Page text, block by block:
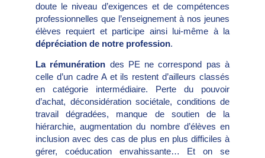
doute le niveau d’exigences et de compétences
professionnelles que l’enseignement à nos jeunes
élèves requiert et participe ainsi lui-même à la
dépréciation de notre profession.
La rémunération des PE ne correspond pas à
celle d’un cadre A et ils restent d’ailleurs classés
en catégorie intermédiaire. Perte du pouvoir
d’achat, déconsidération sociétale, conditions de
travail dégradées, manque de soutien de la
hiérarchie, augmentation du nombre d’élèves en
inclusion avec des cas de plus en plus difficiles à
gérer, coéducation envahissante… Et on se